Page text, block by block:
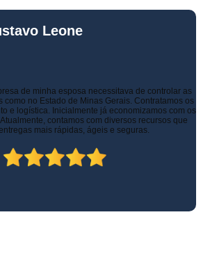
Leone
de minha esposa necessitava de controlar as
como no Estado de Minas Gerais. Contratamos os
e logística. Inicialmente já economizamos com os
contamos com diversos recursos que
mais rápidas, ágeis e seguras.